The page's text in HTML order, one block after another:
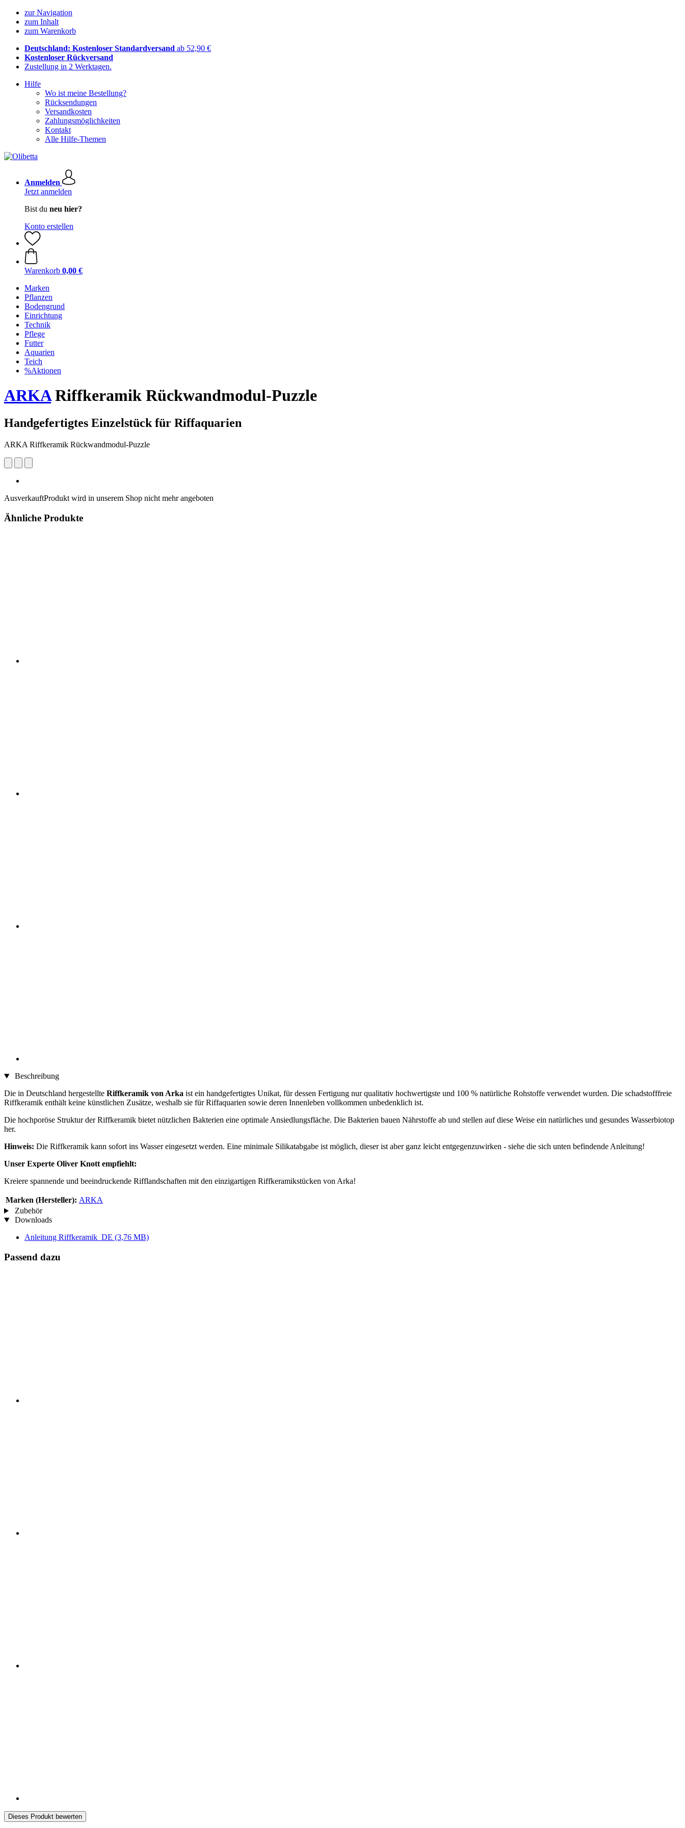
zur Navigation
zum Inhalt
zum Warenkorb
Deutschland: Kostenloser Standardversand ab 52,90 €
Kostenloser Rückversand
Zustellung in 2 Werktagen.
Hilfe
Wo ist meine Bestellung?
Rücksendungen
Versandkosten
Zahlungsmöglichkeiten
Kontakt
Alle Hilfe-Themen
Anmelden
Jetzt anmelden
Bist du neu hier?
Konto erstellen
Warenkorb 0,00 €
Marken
Pflanzen
Bodengrund
Einrichtung
Technik
Pflege
Futter
Aquarien
Teich
%Aktionen
ARKARiffkeramik Rückwandmodul-Puzzle
Handgefertigtes Einzelstück für Riffaquarien
ARKA Riffkeramik Rückwandmodul-Puzzle
AusverkauftProdukt wird in unserem Shop nicht mehr angeboten
Ähnliche Produkte
Beschreibung
Die in Deutschland hergestellte Riffkeramik von Arka ist ein handgefertigtes Unikat, für dessen Fertigung nur qualitativ hochwertigste und 100 % natürliche Rohstoffe verwendet wurden. Die schadstofffreie
Riffkeramik enthält keine künstlichen Zusätze, weshalb sie für Riffaquarien sowie deren Innenleben vollkommen unbedenklich ist.
Die hochporöse Struktur der Riffkeramik bietet nützlichen Bakterien eine optimale Ansiedlungsfläche. Die Bakterien bauen Nährstoffe ab und stellen auf diese Weise ein natürliches und gesundes Wasserbiotop
her.
Hinweis: Die Riffkeramik kann sofort ins Wasser eingesetzt werden. Eine minimale Silikatabgabe ist möglich, dieser ist aber ganz leicht entgegenzuwirken - siehe die sich unten befindende Anleitung!
Unser Experte Oliver Knott empfiehlt:
Kreiere spannende und beeindruckende Rifflandschaften mit den einzigartigen Riffkeramikstücken von Arka!
Marken (Hersteller): ARKA
Zubehör
Downloads
Anleitung Riffkeramik_DE (3,76 MB)
Passend dazu
Dieses Produkt bewerten